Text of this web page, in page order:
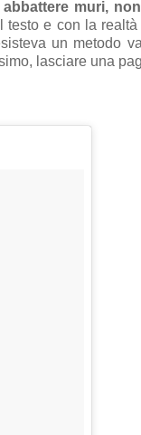
muri,
e con la
un metodo
lasciare una